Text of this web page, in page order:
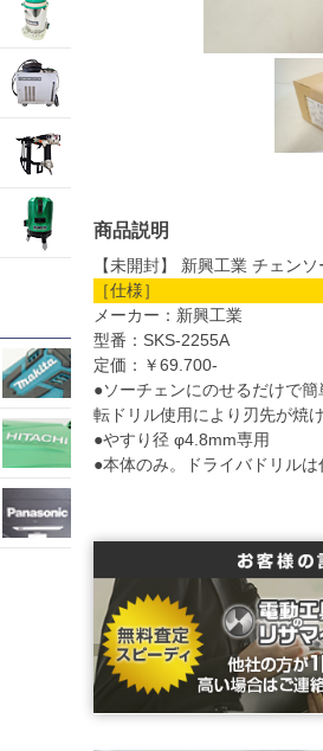
商品説明
【未開封】 新興工業 チェン
［仕様］
メーカー：新興工業
型番：SKS-2255A
定価：￥69.700-
●ソーチェンにのせるだけで
転ドリル使用により刃先が焼
●やすり径 φ4.8mm専用
●本体のみ。ドライバドリルは